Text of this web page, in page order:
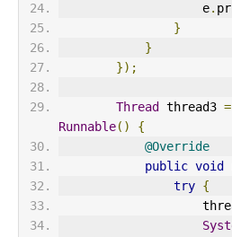
                    e
.
}
}
});
Thread thread3 =
Runnable()
{
@Override
public void
try {